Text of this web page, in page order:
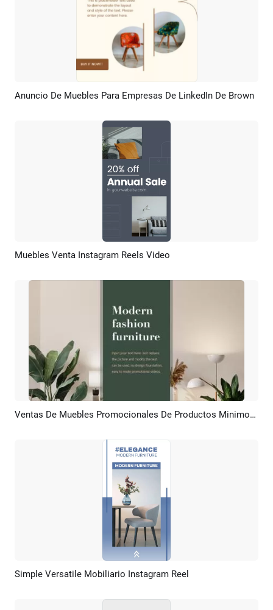
Previsualizar Crear IA
Anuncio De Muebles Para Empresas De LinkedIn De Brown
Previsualizar Crear IA
Muebles Venta Instagram Reels Video
Previsualizar Crear IA Ventas De Muebles Promocionales De Productos Minimos Modernos
Previsualizar Crear IA
Simple Versatile Mobiliario Instagram Reel